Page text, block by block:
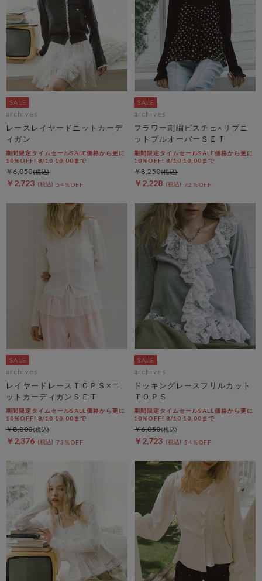
archives
レースレイヤードニットカーデ
ィガン
期間限定タイムセールSALE価格から更に
10%OFF! 8/10 10:00まで
￥2,723 54％OFF
￥6,050
archives
フラワー刺繍ビスチェ×リブニ
ットプルオーバーＳＥＴ
期間限定タイムセールSALE価格から更に
10%OFF! 8/10 10:00まで
￥2,228 72％OFF
￥8,250
archives
レイヤードレースＴＯＰＳ×ニ
ットカーディガンＳＥＴ
期間限定タイムセールSALE価格から更に
10%OFF! 8/10 10:00まで
￥2,376 73％OFF
￥8,800
archives
ドッキングレースフリルカット
ＴＯＰＳ
期間限定タイムセールSALE価格から更に
10%OFF! 8/10 10:00まで
￥2,723 54％OFF
￥6,050